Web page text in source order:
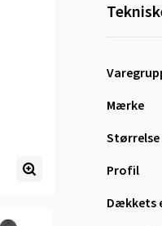
Mærke
Størrelse
Profil
Dækkets